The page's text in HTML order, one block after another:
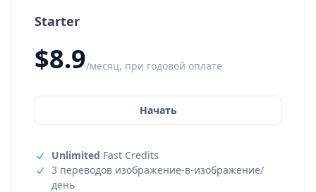
Starter
$8.9/месяц, при годовой оплате
Начать
Unlimited Fast Credits
3 переводов изображение-в-изображение/
день